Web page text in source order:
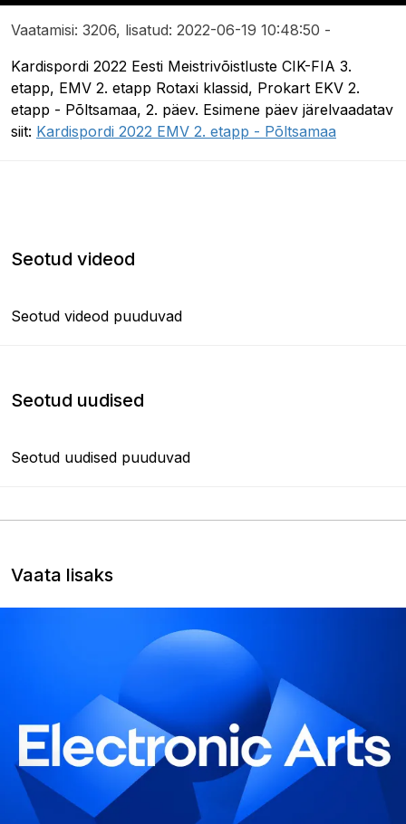
Vaatamisi: 3206, lisatud: 2022-06-19 10:48:50 -
Kardispordi 2022 Eesti Meistrivõistluste CIK-FIA 3.
etapp, EMV 2. etapp Rotaxi klassid, Prokart EKV 2.
etapp - Põltsamaa, 2. päev. Esimene päev järelvaadatav
siit: Kardispordi 2022 EMV 2. etapp - Põltsamaa
Seotud videod
Seotud videod puuduvad
Seotud uudised
Seotud uudised puuduvad
Vaata lisaks